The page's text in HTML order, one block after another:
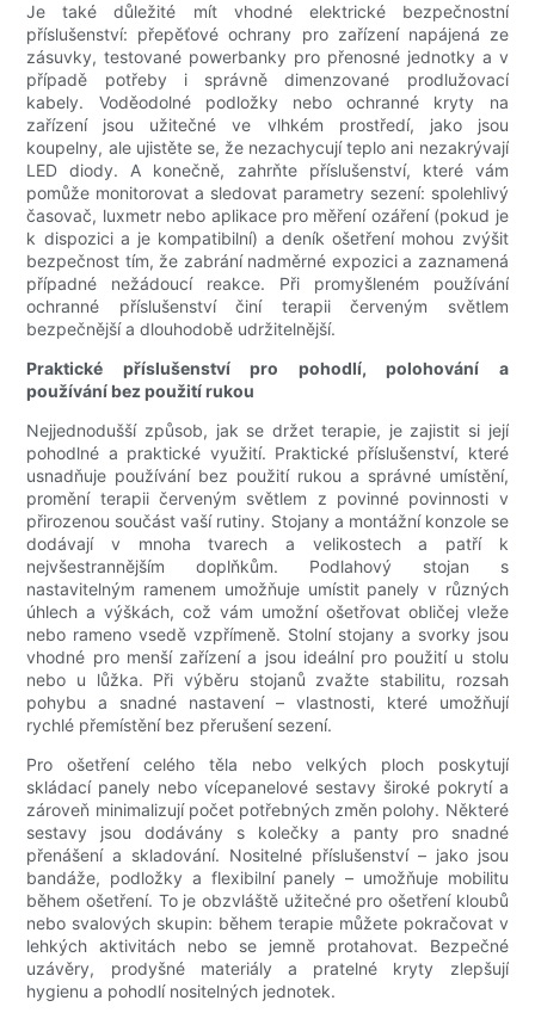
Je také důležité mít vhodné elektrické bezpečnostní
příslušenství: přepěťové ochrany pro zařízení napájená ze
zásuvky, testované powerbanky pro přenosné jednotky a v
případě potřeby i správně dimenzované prodlužovací
kabely. Voděodolné podložky nebo ochranné kryty na
zařízení jsou užitečné ve vlhkém prostředí, jako jsou
koupelny, ale ujistěte se, že nezachycují teplo ani nezakrývají
LED diody. A konečně, zahrňte příslušenství, které vám
pomůže monitorovat a sledovat parametry sezení: spolehlivý
časovač, luxmetr nebo aplikace pro měření ozáření (pokud je
k dispozici a je kompatibilní) a deník ošetření mohou zvýšit
bezpečnost tím, že zabrání nadměrné expozici a zaznamená
případné nežádoucí reakce. Při promyšleném používání
ochranné příslušenství činí terapii červeným světlem
bezpečnější a dlouhodobě udržitelnější.
Praktické příslušenství pro pohodlí, polohování a
používání bez použití rukou
Nejjednodušší způsob, jak se držet terapie, je zajistit si její
pohodlné a praktické využití. Praktické příslušenství, které
usnadňuje používání bez použití rukou a správné umístění,
promění terapii červeným světlem z povinné povinnosti v
přirozenou součást vaší rutiny. Stojany a montážní konzole se
dodávají v mnoha tvarech a velikostech a patří k
nejvšestrannějším doplňkům. Podlahový stojan s
nastavitelným ramenem umožňuje umístit panely v různých
úhlech a výškách, což vám umožní ošetřovat obličej vleže
nebo rameno vsedě vzpřímeně. Stolní stojany a svorky jsou
vhodné pro menší zařízení a jsou ideální pro použití u stolu
nebo u lůžka. Při výběru stojanů zvažte stabilitu, rozsah
pohybu a snadné nastavení – vlastnosti, které umožňují
rychlé přemístění bez přerušení sezení.
Pro ošetření celého těla nebo velkých ploch poskytují
skládací panely nebo vícepanelové sestavy široké pokrytí a
zároveň minimalizují počet potřebných změn polohy. Některé
sestavy jsou dodávány s kolečky a panty pro snadné
přenášení a skladování. Nositelné příslušenství – jako jsou
bandáže, podložky a flexibilní panely – umožňuje mobilitu
během ošetření. To je obzvláště užitečné pro ošetření kloubů
nebo svalových skupin: během terapie můžete pokračovat v
lehkých aktivitách nebo se jemně protahovat. Bezpečné
uzávěry, prodyšné materiály a pratelné kryty zlepšují
hygienu a pohodlí nositelných jednotek.